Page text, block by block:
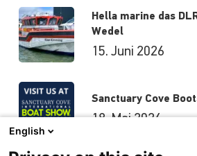
Hella marine das
Wedel
15. Juni 2026
Sanctuary Cove
18. Mai 2026
English